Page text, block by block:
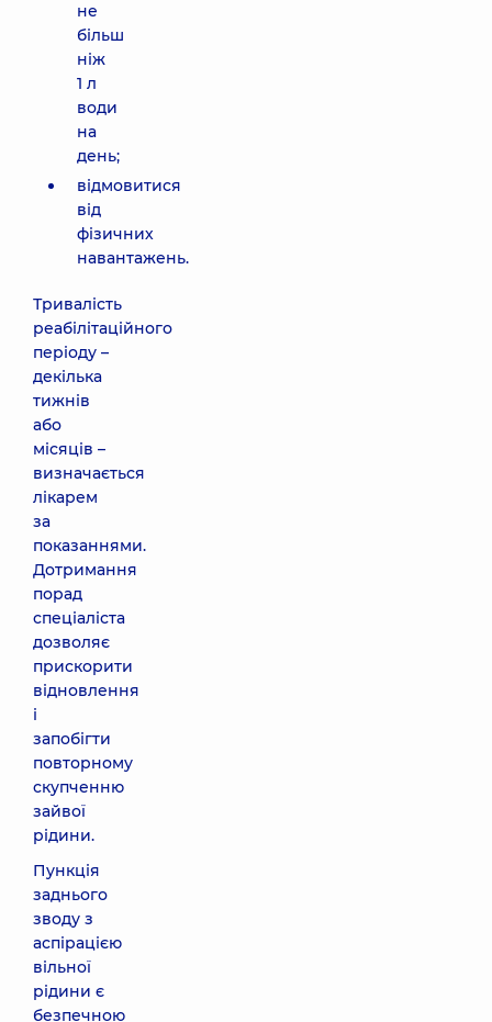
не
більш
ніж
1 л
води
на
день;
відмовитися
від
фізичних
навантажень.
Тривалість
реабілітаційного
періоду –
декілька
тижнів
або
місяців –
визначається
лікарем
за
показаннями.
Дотримання
порад
спеціаліста
дозволяє
прискорити
відновлення
і
запобігти
повторному
скупченню
зайвої
рідини.
Пункція
заднього
зводу з
аспірацією
вільної
рідини є
безпечною